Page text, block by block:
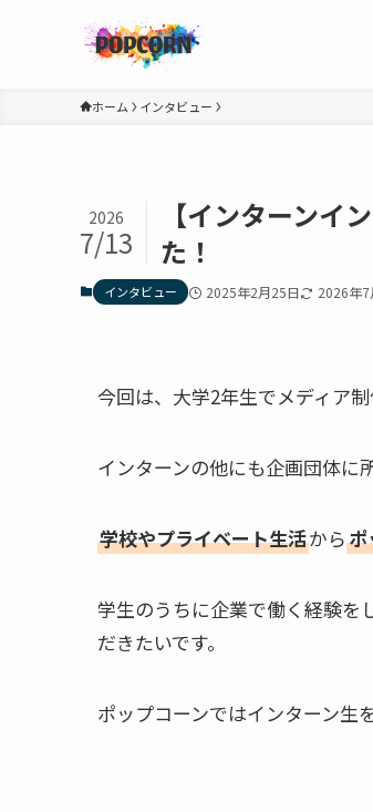
ホーム インタビュー
【インターンイ
た！
2026
7/13
インタビュー 2025年2月25日 2026年7
今回は、大学2年生でメディア
インターンの他にも企画団体に
学校やプライベート生活からポ
学生のうちに企業で働く経験を
だきたいです。
ポップコーンではインターン生